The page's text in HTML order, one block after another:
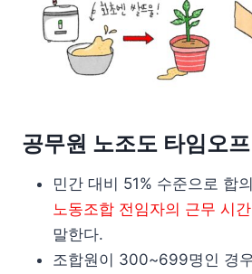
공무원 노조도 타임오
민간 대비 51% 수준으로 합
노동조합 전임자의 근무 시
말한다.
조합원이 300~699명인 경